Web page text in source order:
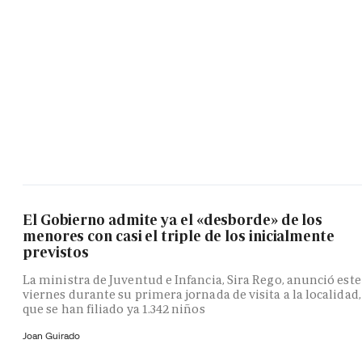
El Gobierno admite ya el «desborde» de los
menores con casi el triple de los inicialmente
previstos
La ministra de Juventud e Infancia, Sira Rego, anunció este
viernes durante su primera jornada de visita a la localidad,
que se han filiado ya 1.342 niños
Joan Guirado